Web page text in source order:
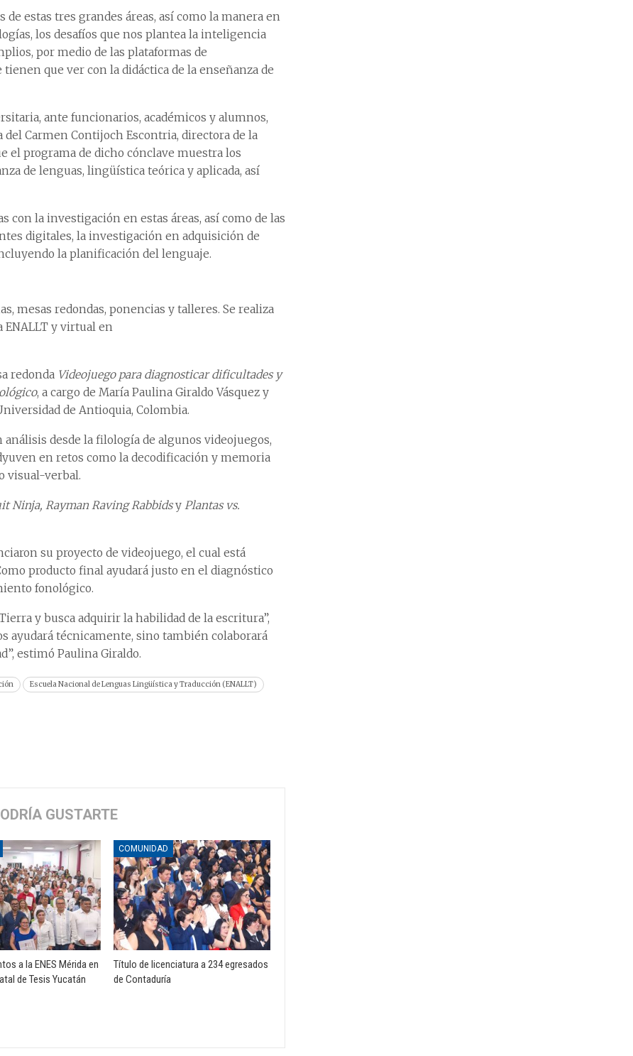
estas tres grandes áreas, así como la manera en
los desafíos que nos plantea la inteligencia
por medio de las plataformas de
que ver con la didáctica de la enseñanza de
ante funcionarios, académicos y alumnos,
Carmen Contijoch Escontria, directora de la
el programa de dicho cónclave muestra los
de lenguas, lingüística teórica y aplicada, así
con la investigación en estas áreas, así como de las
digitales, la investigación en adquisición de
la planificación del lenguaje.
mesas redondas, ponencias y talleres. Se realiza
ENALLT y virtual en
redonda Videojuego para diagnosticar dificultades y
, a cargo de María Paulina Giraldo Vásquez y
de Antioquia, Colombia.
desde la filología de algunos videojuegos,
en retos como la decodificación y memoria
visual-verbal.
Ninja, Rayman Raving Rabbidsy Plantas vs.
su proyecto de videojuego, el cual está
producto final ayudará justo en el diagnóstico
fonológico.
y busca adquirir la habilidad de la escritura”,
ayudará técnicamente, sino también colaborará
estimó Paulina Giraldo.
Escuela Nacional de Lenguas Lingüística y Traducción (ENALLT)
GUSTARTE
a la ENES Mérida en
de Tesis Yucatán
COMUNIDAD
Título de licenciatura a 234 egresados
de Contaduría